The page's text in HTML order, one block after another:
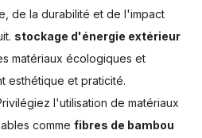
de la durabilité et de l'impact
stockage d'énergie extérieur
matériaux écologiques et
esthétique et praticité.
l'utilisation de matériaux
comme fibres de bambou